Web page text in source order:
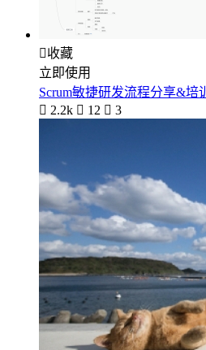
收藏
立即使用
Scrum敏捷研发流程分享&培训
 2.2k  12  3